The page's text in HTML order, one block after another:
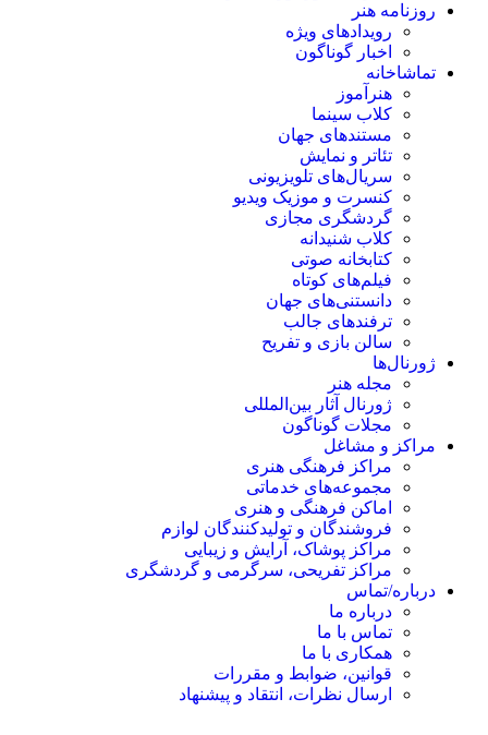
روزنامه هنر
رویدادهای ویژه
اخبار گوناگون
تماشاخانه
هنرآموز
کلاب سینما
مستندهای جهان
تئاتر و نمایش
سریال‌های تلویزیونی
کنسرت و موزیک ویدیو
گردشگری مجازی
کلاب شنیدانه
کتابخانه صوتی
فیلم‌های کوتاه
دانستنی‌های جهان
ترفندهای جالب
سالن بازی و تفریح
ژورنال‌ها
مجله هنر
ژورنال آثار بین‌المللی
مجلات گوناگون
مراکز و مشاغل
مراکز فرهنگی هنری
مجموعه‌های خدماتی
اماکن فرهنگی و هنری
فروشندگان و تولیدکنندگان لوازم
مراکز پوشاک، آرایش و زیبایی
مراکز تفریحی، سرگرمی و گردشگری
درباره/تماس
درباره ما
تماس با ما
همکاری با ما
قوانین، ضوابط و مقررات
ارسال نظرات، انتقاد و پیشنهاد